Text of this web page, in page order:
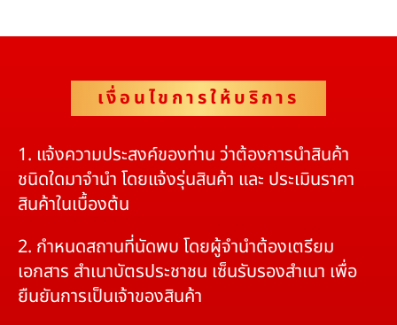
เงื่อนไขการให้บริการ
1. แจ้งความประสงค์ของท่าน ว่าต้องการนำสินค้า
ชนิดใดมาจำนำ โดยแจ้งรุ่นสินค้า และ ประเมินราคา
สินค้าในเบื้องต้น
2. กำหนดสถานที่นัดพบ โดยผู้จำนำต้องเตรียม
เอกสาร สำเนาบัตรประชาชน เซ็นรับรองสำเนา เพื่อ
ยืนยันการเป็นเจ้าของสินค้า